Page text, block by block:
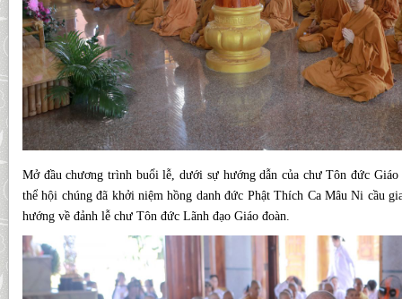
Mở đầu chương trình buổi lễ, dưới sự hướng dẫn của chư Tôn đức Giáo
thể hội chúng đã khởi niệm hồng danh đức Phật Thích Ca Mâu Ni cầu
hướng về đảnh lễ chư Tôn đức Lãnh đạo Giáo đoàn.